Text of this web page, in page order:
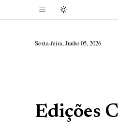
Sexta-feira, Junho 05, 2026
Edições